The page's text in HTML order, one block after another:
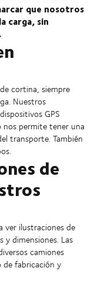
que nosotros
carga, sin
cortina, siempre
Nuestros
GPS
nos permite tener una
transporte. También
de
ver ilustraciones de
y dimensiones. Las
camiones
de fabricación y